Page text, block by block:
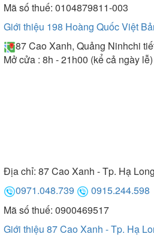
Mã số thuế: 0104879811-003
Giới thiệu 198 Hoàng Quốc Việt
87 Cao Xanh, Quảng Ninhchi
Mở cửa : 8h - 21h00 (kể cả ngày lễ)
Địa chỉ: 87 Cao Xanh - Tp. Hạ
0971.048.739
0915.244.598
Mã số thuế: 0900469517
Giới thiệu 87 Cao Xanh - Tp. Hạ